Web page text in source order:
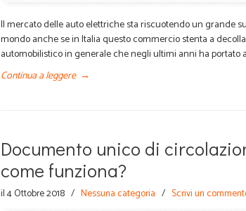
Il mercato delle auto elettriche sta riscuotendo un grande
mondo anche se in Italia questo commercio stenta a
automobilistico in generale che negli ultimi anni ha portato
Continua a leggere →
Documento unico di
come funziona?
il 4 Ottobre 2018 / Nessuna categoria / Scrivi un